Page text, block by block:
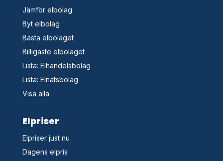
Jämför elbolag
Byt elbolag
Bästa elbolaget
Billigaste elbolaget
Lista: Elhandelsbolag
Lista: Elnätsbolag
Visa alla
Elpriser
Elpriser just nu
Dagens elpris